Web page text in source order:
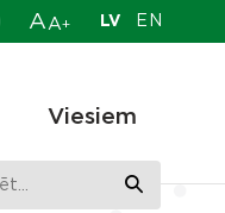
A A+ LV EN
Viesiem